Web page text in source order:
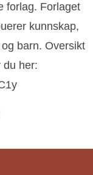
forlag. Forlaget
kunnskap,
barn. Oversikt
du her: